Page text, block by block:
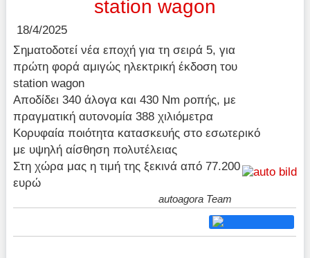
station wagon
18/4/2025
Σηματοδοτεί νέα εποχή για τη σειρά 5, για
πρώτη φορά αμιγώς ηλεκτρική έκδοση του
station wagon
Αποδίδει 340 άλογα και 430 Nm ροπής, με
πραγματική αυτονομία 388 χιλιόμετρα
Κορυφαία ποιότητα κατασκευής στο εσωτερικό
με υψηλή αίσθηση πολυτέλειας
Στη χώρα μας η τιμή της ξεκινά από 77.200
ευρώ
autoagora Team